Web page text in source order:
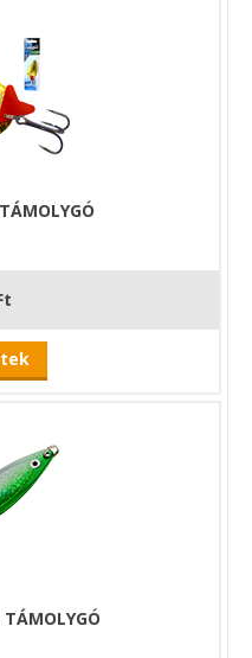
TÁMOLYGÓ